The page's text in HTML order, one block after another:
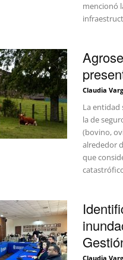
mencionó
Claudia
La entidad
la de
(bovino,
alrededor
que
Claudia